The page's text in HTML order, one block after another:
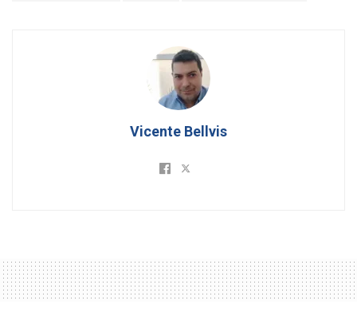
Vicente Bellvis